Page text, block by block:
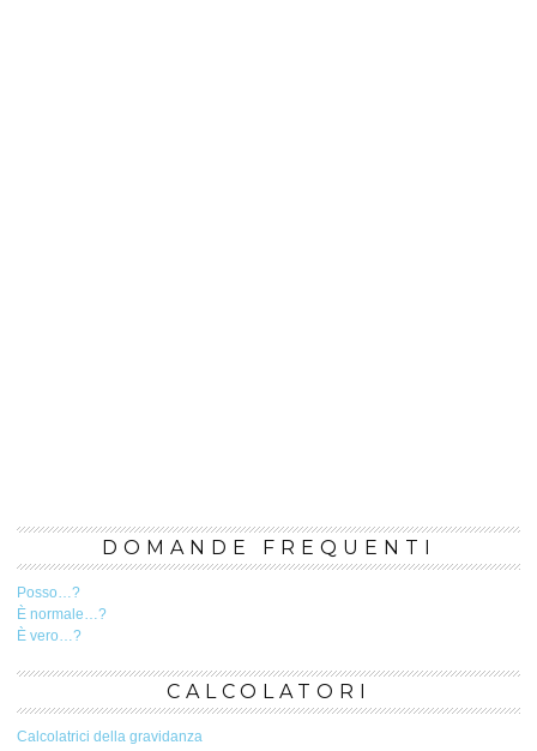
DOMANDE FREQUENTI
Posso…?
È normale…?
È vero…?
CALCOLATORI
Calcolatrici della gravidanza